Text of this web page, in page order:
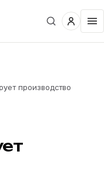
производство